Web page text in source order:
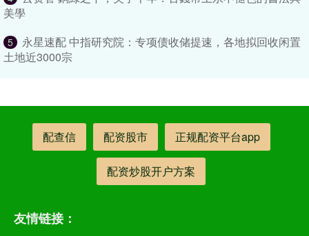
美學
5
永星速配 中指研究院：专项债收储提速，各地拟回收闲置
土地近3000宗
配查信 配资股市 正规配资平台app
配资炒股开户方案
友情链接：